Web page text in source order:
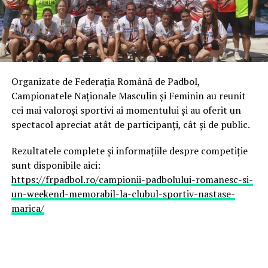
Floris Stănculea– ACS Sportul pentru Viitor
București
Adrian Cătrună– ACS Sportul pentru Viitor
Daniel Matincă– ACS Sportul pentru Viitor
București
Cele două echipe au impresionat prin constanță,
transformat, încă din primele zile ale competiției, în
principalele candidate la câștigarea trofeului.
Semifinale de cel mai înalt nivel
Organizate de Federația Română de Padbol,
Campionatele Naționale Masculin și Feminin au reunit
cei mai valoroși sportivi ai momentului și au oferit un
spectacol apreciat atât de participanți, cât și de public.
Rezultatele complete și informațiile despre competiție
sunt disponibile aici:
https://frpadbol.ro/campionii-padbolului-romanesc-si-
un-weekend-memorabil-la-clubul-sportiv-nastase-
marica/